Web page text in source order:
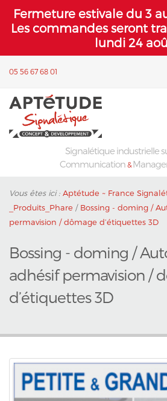
Fermeture estivale du 3
Les commandes seront
lundi 24
05 56 67 68 01
Signalétique industrielle
Communication &
Vous êtes ici : Aptétude ~ France
_Produits_Phare / Bossing - doming /
permavision / dômage d’étiquettes 3D
Bossing - doming /
adhésif permavision /
d’étiquettes 3D